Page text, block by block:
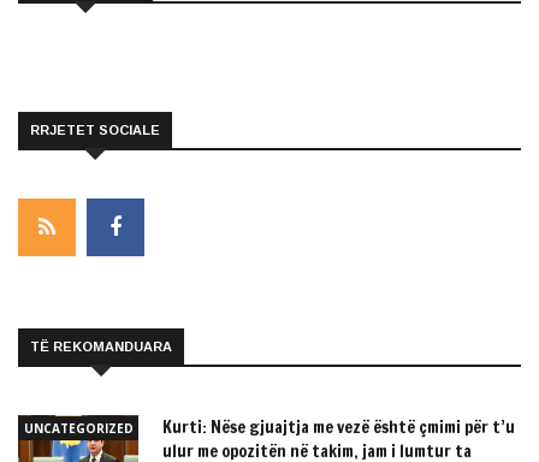
RRJETET SOCIALE
TË REKOMANDUARA
UNCATEGORIZED
Kurti: Nëse gjuajtja me vezë është çmimi për t’u
ulur me opozitën në takim, jam i lumtur ta